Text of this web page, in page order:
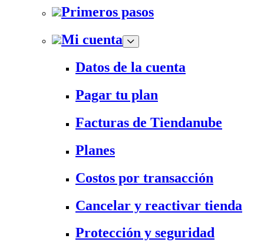
Primeros pasos
Mi cuenta
Datos de la cuenta
Pagar tu plan
Facturas de Tiendanube
Planes
Costos por transacción
Cancelar y reactivar tienda
Protección y seguridad